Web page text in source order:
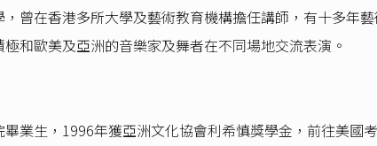
曾在香港多所大學及藝術教育機構擔任講師，有十多年
和歐美及亞洲的音樂家及舞者在不同場地交流表演。
業生，1996年獲亞洲文化協會利希慎獎學金，前往美